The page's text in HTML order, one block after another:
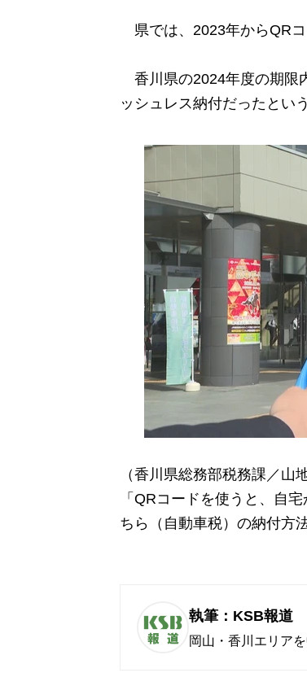
県では、2023年からQRコ
香川県の2024年度の期限
ッシュレス納付だったとい
（香川県総務部税務課／山
「QRコードを使うと、自
ちら（自動車税）の納付方
執筆：KSB報道
岡山・香川エリア